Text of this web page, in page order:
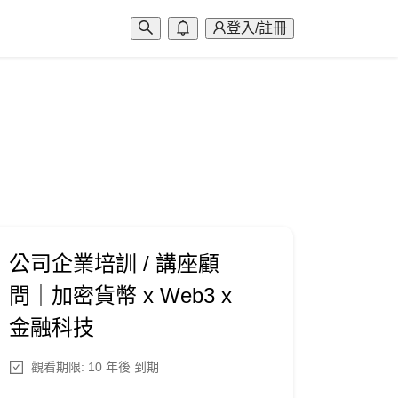
登入/註冊
公司企業培訓 / 講座顧
問｜加密貨幣 x Web3 x
金融科技
觀看期限: 10 年後 到期